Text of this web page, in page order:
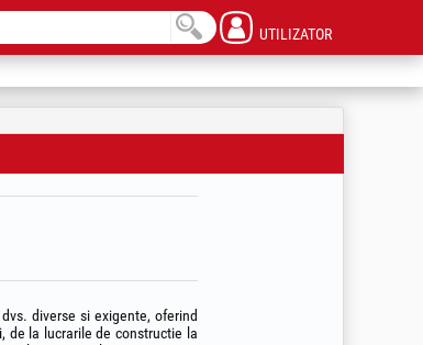
UTILIZATOR
diverse si exigente, oferind
de la lucrarile de constructie la